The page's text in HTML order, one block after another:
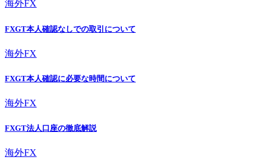
海外FX
FXGT本人確認なしでの取引について
海外FX
FXGT本人確認に必要な時間について
海外FX
FXGT法人口座の徹底解説
海外FX